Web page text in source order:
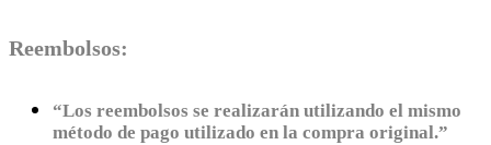
Reembolsos:
“Los reembolsos se realizarán utilizando el mismo
método de pago utilizado en la compra original.”